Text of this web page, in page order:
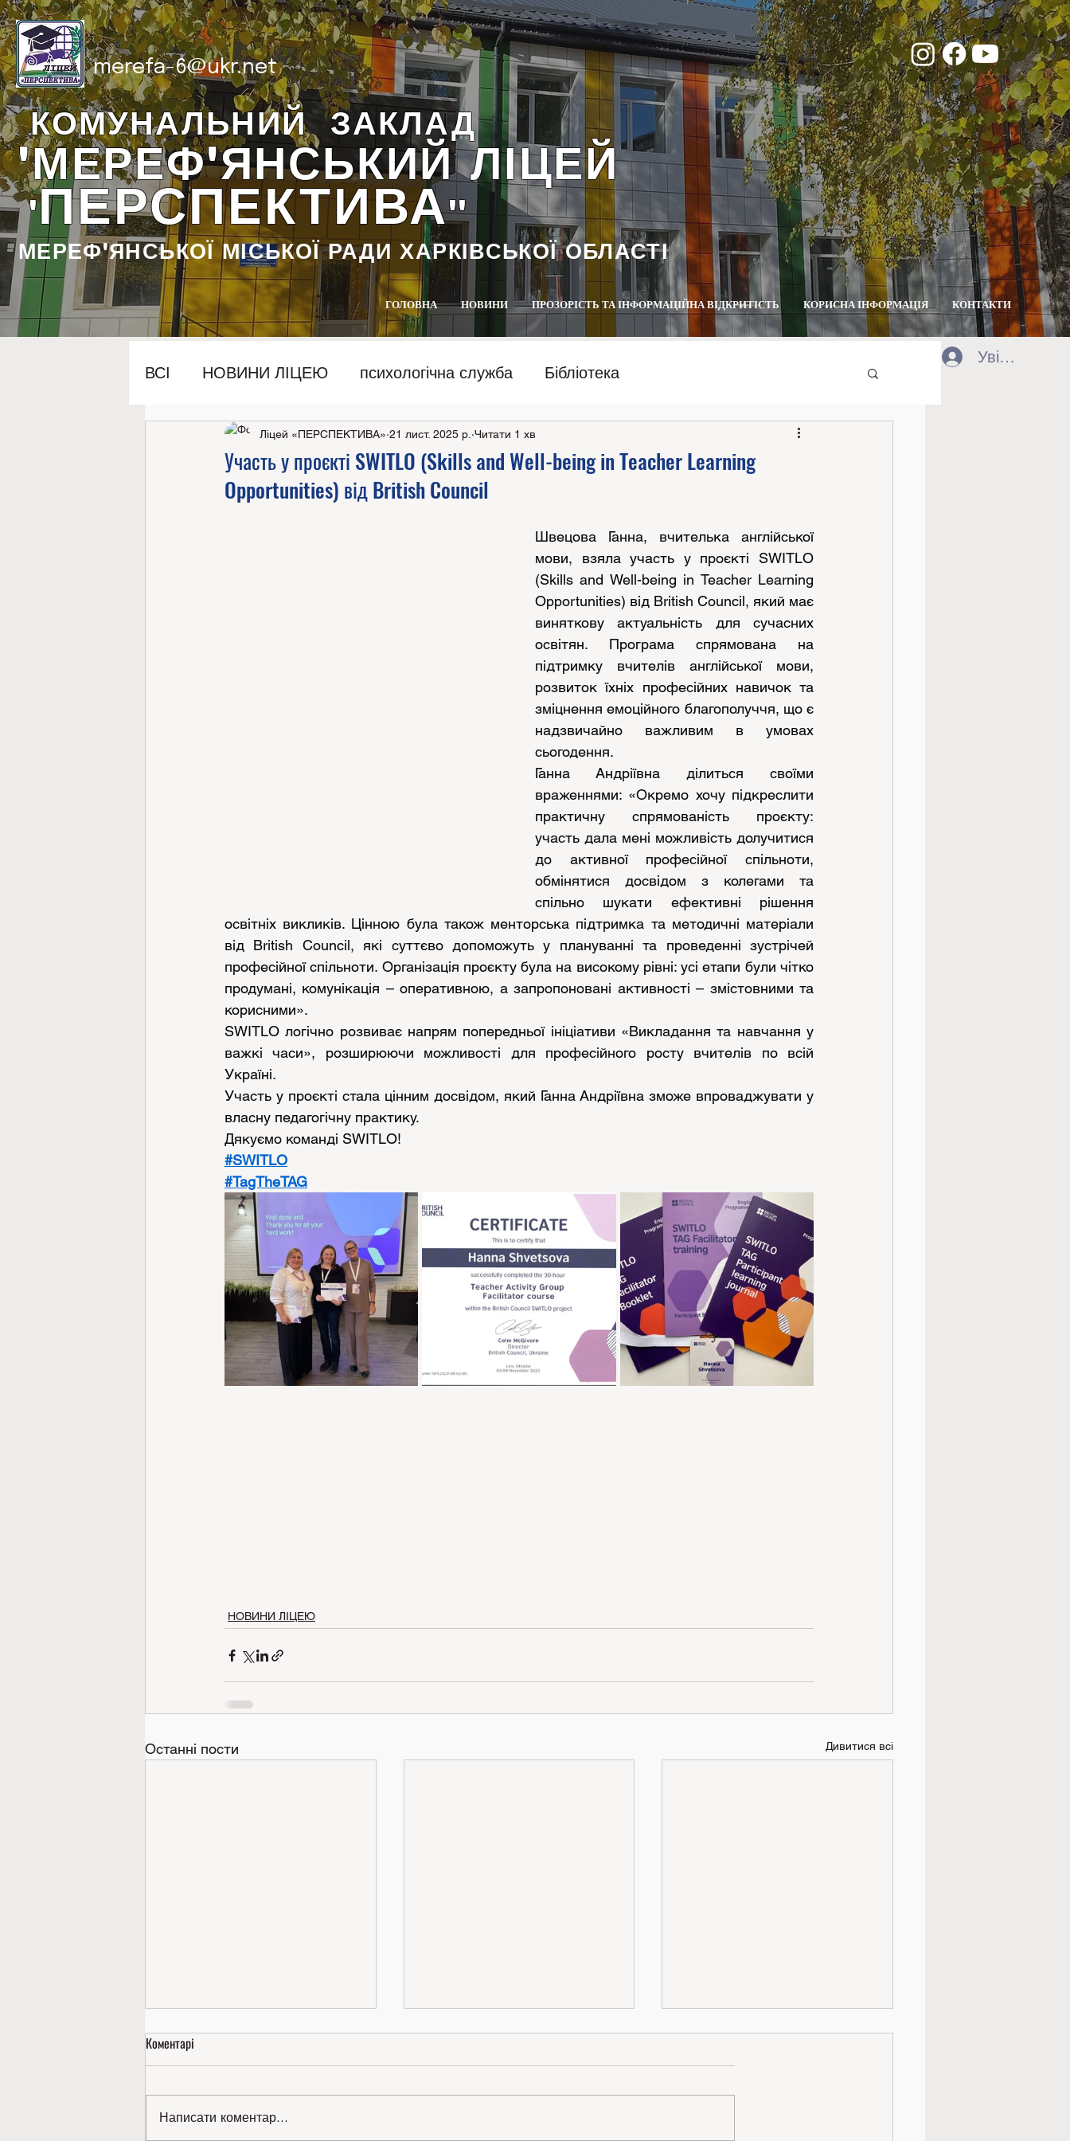
merefa-6@ukr.net
КОМУНАЛЬНИЙ ЗАКЛАД
"МЕРЕФ'ЯНСЬКИЙ ЛІЦЕЙ
"ПЕРСПЕКТИВА""
МЕРЕФ'ЯНСЬКОЇ МІСЬКОЇ РАДИ ХАРКІВСЬКОЇ ОБЛАСТІ
ГОЛОВНА НОВИНИ ПРОЗОРІСТЬ ТА ІНФОРМАЦІЙНА ВІДКРИТІСТЬ КОРИСНА ІНФОРМАЦІЯ КОНТАКТИ
ВСІ НОВИНИ ЛІЦЕЮ психологічна служба Бібліотека
Участь у проєкті SWITLO (Skills and Well-being in Teacher Learning
Opportunities) від British Council
Ліцей «ПЕРСПЕКТИВА» 21 лист. 2025 р. Читати 1 хв
Швецова Ганна, вчителька англійської
мови, взяла участь у проєкті SWITLO
(Skills and Well-being in Teacher Learning
Opportunities) від British Council, який має
виняткову актуальність для сучасних
освітян. Програма спрямована на
підтримку вчителів англійської мови,
розвиток їхніх професійних навичок та
зміцнення емоційного благополуччя, що є
надзвичайно важливим в умовах
сьогодення.
Ганна Андріївна ділиться своїми
враженнями: «Окремо хочу підкреслити
практичну спрямованість проєкту:
участь дала мені можливість долучитися
до активної професійної спільноти,
обмінятися досвідом з колегами та
спільно шукати ефективні рішення
освітніх викликів. Цінною була також менторська підтримка та методичні матеріали
від British Council, які суттєво допоможуть у плануванні та проведенні зустрічей
професійної спільноти. Організація проєкту була на високому рівні: усі етапи були чітко
продумані, комунікація – оперативною, а запропоновані активності – змістовними та
корисними».
SWITLO логічно розвиває напрям попередньої ініціативи «Викладання та навчання у
важкі часи», розширюючи можливості для професійного росту вчителів по всій
Україні.
Участь у проєкті стала цінним досвідом, який Ганна Андріївна зможе впроваджувати у
власну педагогічну практику.
Дякуємо команді SWITLO!
#SWITLO
#TagTheTAG
НОВИНИ ЛІЦЕЮ
Останні пости Дивитися всі
Коментарі
Написати коментар...
Увійти